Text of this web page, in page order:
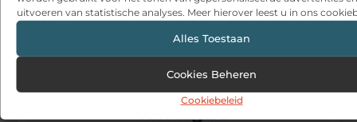
uitvoeren van statistische analyses. Meer hierover leest u in ons
Alles Toestaan
Cookies Beheren
Cookiebeleid